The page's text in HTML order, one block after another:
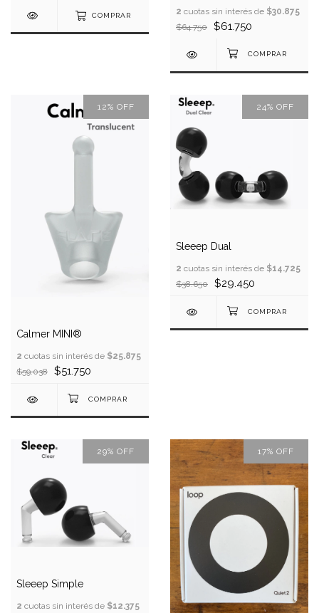
COMPRAR 2 cuotas sin interés de $30.875
$64.750
$61.750
12% OFF
Calmer MINI®
2 cuotas sin interés de $25.875
$59.038
$51.750
24% OFF
Sleeep Dual
2 cuotas sin interés de $14.725
$38.650
$29.450
29% OFF
Sleeep Simple
2 cuotas sin interés de $12.375
17% OFF